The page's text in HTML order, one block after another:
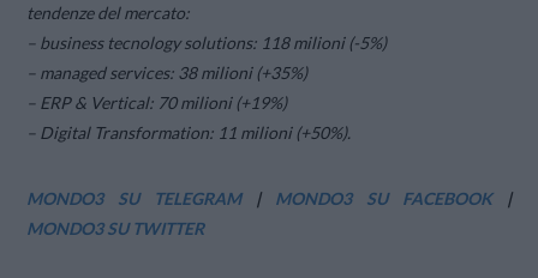
tendenze del mercato:
– business tecnology solutions: 118 milioni (-5%)
– managed services: 38 milioni (+35%)
– ERP & Vertical: 70 milioni (+19%)
– Digital Transformation: 11 milioni (+50%).
MONDO3 SU TELEGRAM| MONDO3 SU FACEBOOK|
MONDO3 SU TWITTER